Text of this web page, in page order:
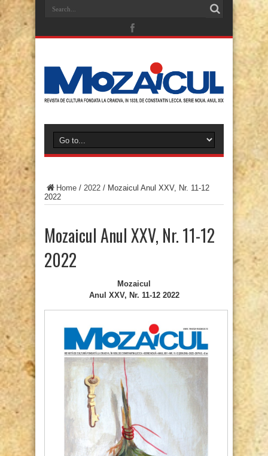
Home / 2022 / Mozaicul Anul XXV, Nr. 11-12
2022
Mozaicul Anul XXV, Nr. 11-12
2022
Mozaicul
Anul XXV, Nr. 11-12 2022